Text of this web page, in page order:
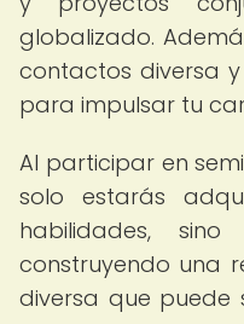
globalizado.
contactos diversa
para impulsar tu
Al participar en
solo estarás
habilidades,
construyendo una
diversa que